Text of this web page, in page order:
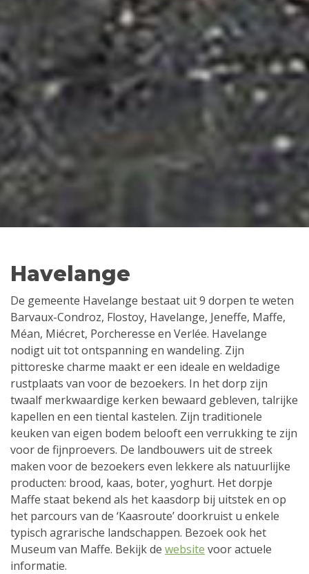
Havelange
De gemeente Havelange bestaat uit 9 dorpen te weten
Barvaux-Condroz, Flostoy, Havelange, Jeneffe, Maffe,
Méan, Miécret, Porcheresse en Verlée. Havelange
nodigt uit tot ontspanning en wandeling. Zijn
pittoreske charme maakt er een ideale en weldadige
rustplaats van voor de bezoekers. In het dorp zijn
twaalf merkwaardige kerken bewaard gebleven, talrijke
kapellen en een tiental kastelen. Zijn traditionele
keuken van eigen bodem belooft een verrukking te zijn
voor de fijnproevers. De landbouwers uit de streek
maken voor de bezoekers even lekkere als natuurlijke
producten: brood, kaas, boter, yoghurt. Het dorpje
Maffe staat bekend als het kaasdorp bij uitstek en op
het parcours van de ‘Kaasroute’ doorkruist u enkele
typisch agrarische landschappen. Bezoek ook het
Museum van Maffe. Bekijk de website voor actuele
informatie.